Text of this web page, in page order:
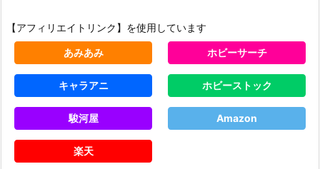
【アフィリエイトリンク】を使用しています
あみあみ ホビーサーチ
キャラアニ ホビーストック
駿河屋 Amazon
楽天